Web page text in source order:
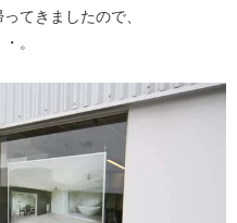
てきましたので、
。